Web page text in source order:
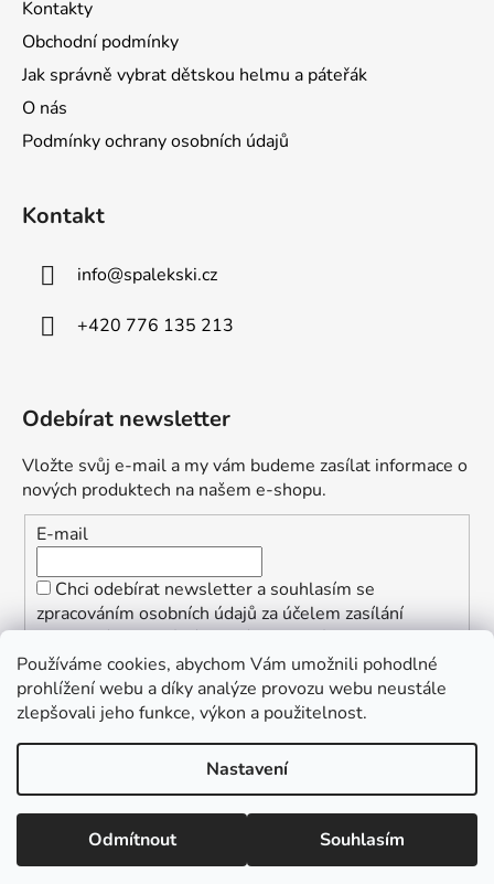
Používáme cookies, abychom Vám umožnili pohodlné
prohlížení webu a díky analýze provozu webu neustále
zlepšovali jeho funkce, výkon a použitelnost.
Nastavení
Odmítnout Souhlasím
Kontakty
Obchodní podmínky
Jak správně vybrat dětskou helmu a páteřák
O nás
Podmínky ochrany osobních údajů
Kontakt
info@spalekski.cz
+420 776 135 213
Odebírat newsletter
Vložte svůj e-mail a my vám budeme zasílat informace o
nových produktech na našem e-shopu.
E-mail
Chci odebírat newsletter a souhlasím se
zpracováním osobních údajů za účelem zasílání
informací o speciálních akcích a slevách.
PŘIHLÁSIT SE
Vytvořil Shoptet
Copyright 2026ŠpalekSki
. Všechna práva vyhrazena.